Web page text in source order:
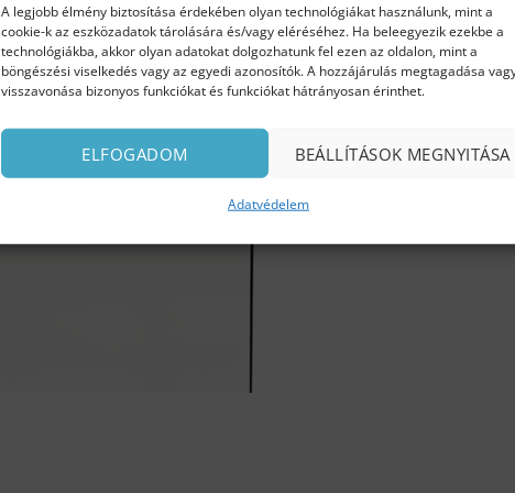
A legjobb élmény biztosítása érdekében olyan technológiákat használunk, mint a
cookie-k az eszközadatok tárolására és/vagy eléréséhez. Ha beleegyezik ezekbe a
technológiákba, akkor olyan adatokat dolgozhatunk fel ezen az oldalon, mint a
böngészési viselkedés vagy az egyedi azonosítók. A hozzájárulás megtagadása
visszavonása bizonyos funkciókat és funkciókat hátrányosan érinthet.
ELFOGADOM BEÁLLÍTÁSOK MEGNYITÁSA
Adatvédelem